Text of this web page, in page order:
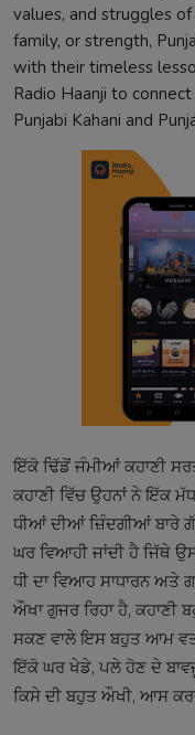
values, and struggles
family, or strength,
with their timeless
Radio Haanji to
Punjabi Kahani and
ਇੱਕੋ ਢਿੱਡੋਂ ਜੰਮੀਆਂ ਕਹਾਣੀ
ਕਹਾਣੀ ਵਿੱਚ ਉਹਨਾਂ ਨੇ ਇੱਕ
ਧੀਆਂ ਦੀਆਂ ਜ਼ਿੰਦਗੀਆਂ ਬਾਰੇ
ਘਰ ਵਿਆਹੀ ਜਾਂਦੀ ਹੈ ਜਿੱਥੇ
ਧੀ ਦਾ ਵਿਆਹ ਸਾਧਾਰਨ ਅਤੇ
ਔਖਾ ਗੁਜਰ ਰਿਹਾ ਹੈ, ਕਹਾਣੀ
ਸਕਣ ਵਾਲੇ ਇਸ ਬਹੁਤ ਆਮ
ਇੱਕੋ ਘਰ ਖੇਡੇ, ਪਲੇ ਹੋਣ ਦੇ
ਕਿਸੇ ਦੀ ਬਹੁਤ ਔਖੀ, ਆਸ